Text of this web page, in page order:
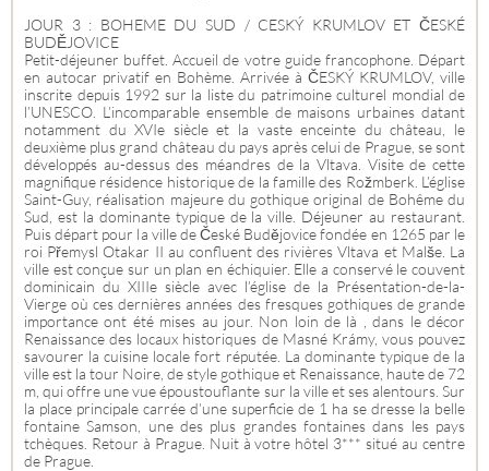
JOUR 3 : BOHEME DU SUD / CESKÝ KRUMLOV ET ČESKÉ
BUDĚJOVICE
Petit-déjeuner buffet. Accueil de votre guide francophone. Départ
en autocar privatif en Bohème. Arrivée à ČESKÝ KRUMLOV, ville
inscrite depuis 1992 sur la liste du patrimoine culturel mondial de
l’UNESCO. L’incomparable ensemble de maisons urbaines datant
notamment du XVIe siècle et la vaste enceinte du château, le
deuxième plus grand château du pays après celui de Prague, se sont
développés au-dessus des méandres de la Vltava. Visite de cette
magnifique résidence historique de la famille des Rožmberk. L’église
Saint-Guy, réalisation majeure du gothique original de Bohême du
Sud, est la dominante typique de la ville. Déjeuner au restaurant.
Puis départ pour la ville de České Budějovice fondée en 1265 par le
roi Přemysl Otakar II au confluent des rivières Vltava et Malše. La
ville est conçue sur un plan en échiquier. Elle a conservé le couvent
dominicain du XIIIe siècle avec l’église de la Présentation-de-la-
Vierge où ces dernières années des fresques gothiques de grande
importance ont été mises au jour. Non loin de là , dans le décor
Renaissance des locaux historiques de Masné Krámy, vous pouvez
savourer la cuisine locale fort réputée. La dominante typique de la
ville est la tour Noire, de style gothique et Renaissance, haute de 72
m, qui offre une vue époustouflante sur la ville et ses alentours. Sur
la place principale carrée d’une superficie de 1 ha se dresse la belle
fontaine Samson, une des plus grandes fontaines dans les pays
tchèques. Retour à Prague. Nuit à votre hôtel 3*** situé au centre
de Prague.